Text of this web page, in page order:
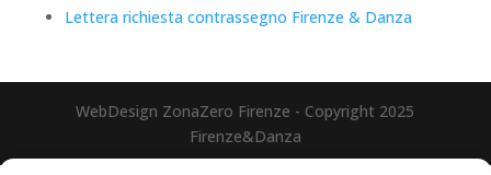
Lettera richiesta contrassegno Firenze & Danza
WebDesign ZonaZero Firenze - Copyright 2025
Firenze&Danza